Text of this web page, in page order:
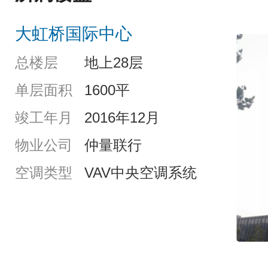
大虹桥国际中心
总楼层
地上28层
单层面积
1600平
竣工年月
2016年12月
物业公司
仲量联行
空调类型
VAV中央空调系统